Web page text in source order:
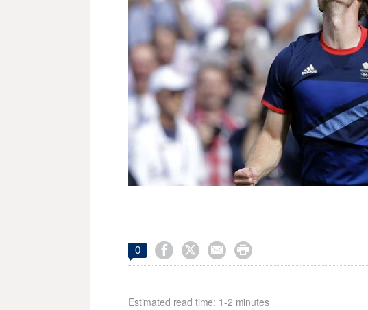
0    
Estimated read time: 1-2 minutes